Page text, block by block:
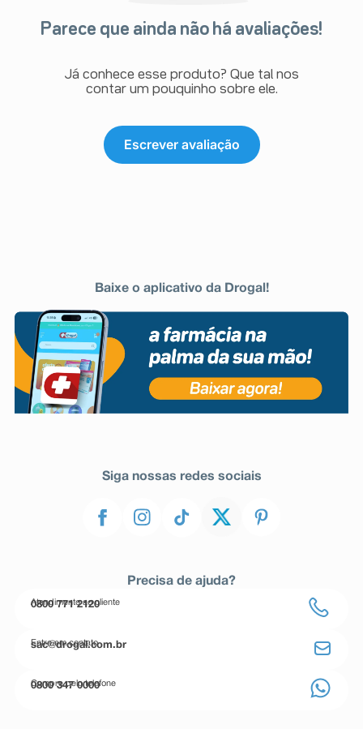
Parece que ainda não há avaliações!
Já conhece esse produto? Que tal nos
contar um pouquinho sobre ele.
Escrever avaliação
Baixe o aplicativo da Drogal!
Siga nossas redes sociais
Precisa de ajuda?
Atendimento ao cliente
0800 771 2120
Entre em contato
sac@drogal.com.br
Compre pelo telefone
0800 347 0000